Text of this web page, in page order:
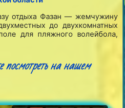
отдыха Фазан — жемчужину
до двухкомнатных
для пляжного волейбола,
на нашем